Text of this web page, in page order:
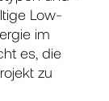
Low-
im
es, die
zu